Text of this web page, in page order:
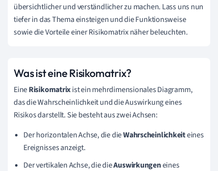
übersichtlicher und verständlicher zu machen. Lass uns nun
tiefer in das Thema einsteigen und die Funktionsweise
sowie die Vorteile einer Risikomatrix näher beleuchten.
Was ist eine Risikomatrix?
EineRisikomatrixist ein mehrdimensionales Diagramm,
das die Wahrscheinlichkeit und die Auswirkung eines
Risikos darstellt. Sie besteht aus zwei Achsen:
Der horizontalen Achse, die dieWahrscheinlichkeiteines
Ereignisses anzeigt.
Der vertikalen Achse, die dieAuswirkungeneines